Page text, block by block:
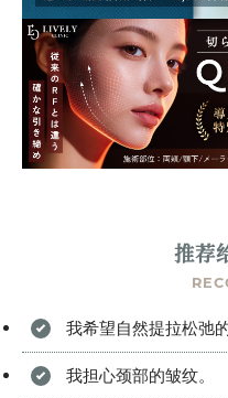
推荐
我希望自然提拉松弛
我担心颈部的皱纹。